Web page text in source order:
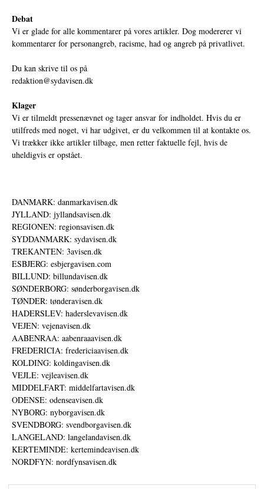
Debat
Vi er glade for alle kommentarer på vores artikler. Dog modererer vi
kommentarer for personangreb, racisme, had og angreb på privatlivet.
Du kan skrive til os på
redaktion@sydavisen.dk
Klager
Vi er tilmeldt pressenævnet og tager ansvar for indholdet. Hvis du er
utilfreds med noget, vi har udgivet, er du velkommen til at kontakte os.
Vi trækker ikke artikler tilbage, men retter faktuelle fejl, hvis de
uheldigvis er opstået.
DANMARK: danmarkavisen.dk
JYLLAND: jyllandsavisen.dk
REGIONEN: regionsavisen.dk
SYDDANMARK: sydavisen.dk
TREKANTEN: 3avisen.dk
ESBJERG: esbjergavisen.com
BILLUND: billundavisen.dk
SØNDERBORG: sønderborgavisen.dk
TØNDER: tønderavisen.dk
HADERSLEV: haderslevavisen.dk
VEJEN: vejenavisen.dk
AABENRAA: aabenraaavisen.dk
FREDERICIA: fredericiaavisen.dk
KOLDING: koldingavisen.dk
VEJLE: vejleavisen.dk
MIDDELFART: middelfartavisen.dk
ODENSE: odenseavisen.dk
NYBORG: nyborgavisen.dk
SVENDBORG: svendborgavisen.dk
LANGELAND: langelandavisen.dk
KERTEMINDE: kertemindeavisen.dk
NORDFYN: nordfynsavisen.dk